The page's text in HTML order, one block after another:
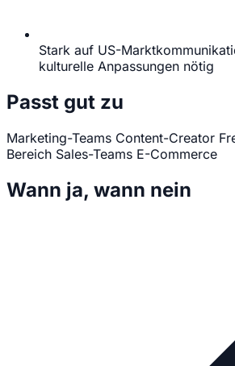
Stark auf US-
kulturelle Anpassungen nötig
Passt gut zu
Marketing-Teams Content-Creator
Bereich Sales-Teams E-Commerce
Wann ja, wann nein